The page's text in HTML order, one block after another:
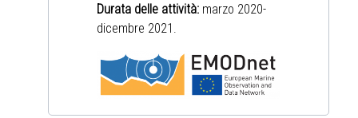
Durata delle attività: marzo 2020-
dicembre 2021.